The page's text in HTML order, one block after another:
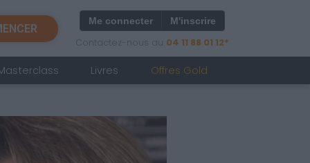
Me connecter M'inscrire
Contactez-nous au 04 11 88 01 12*
Livres Offres Gold